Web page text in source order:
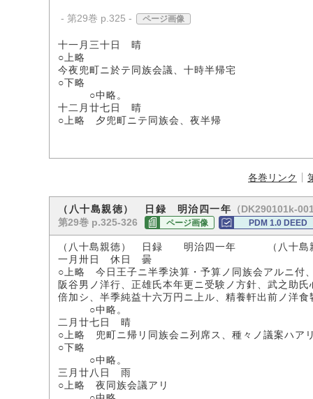
- 第29巻 p.325 - ページ画像
十一月三十日 晴
○上略
今夜兜町ニ於テ同族会議、十時半帰宅
○下略
○中略。
十二月廿七日 晴
○上略 夕兜町ニテ同族会、夜半帰
各巻リンク
（八十島親徳） 日録 明治四一年 （DK290101k-
第29巻 p.325-326
ページ画像 PDM 1.0 DEED
（八十島親徳） 日録 明治四一年 （八十島
一月卅日 休日 曇
○上略 今日王子ニ半季決算・予算ノ同族会アルニ付
阪谷男ノ洋行、正雄氏本年更ニ受験ノ方針、武之助
倍加シ、半季純益十六万円ニ上ル、精養軒出前ノ洋
○中略。
二月廿七日 晴
○上略 兜町ニ帰リ同族会ニ列席ス、種々ノ議案ハア
○下略
○中略。
三月廿八日 雨
○上略 夜同族会議アリ